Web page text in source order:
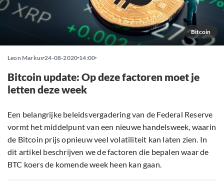
Bitcoin
Leon Markus 24-08-2020 14:00
Bitcoin update: Op deze factoren moet je
letten deze week
Een belangrijke beleidsvergadering van de Federal Reserve
vormt het middelpunt van een nieuwe handelsweek, waarin
de Bitcoin prijs opnieuw veel volatiliteit kan laten zien. In
dit artikel beschrijven we de factoren die bepalen waar de
BTC koers de komende week heen kan gaan.